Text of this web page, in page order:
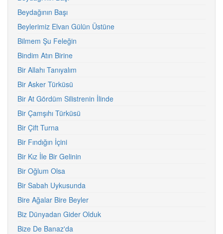
Beydağının Başı
Beylerimiz Elvan Gülün Üstüne
Bilmem Şu Feleğin
Bindim Atın Birine
Bir Allahı Tanıyalım
Bir Asker Türküsü
Bir At Gördüm Silistrenin İlinde
Bir Çamşıhı Türküsü
Bir Çift Turna
Bir Fındığın İçini
Bir Kız İle Bir Gelinin
Bir Oğlum Olsa
Bir Sabah Uykusunda
Bire Ağalar Bire Beyler
Biz Dünyadan Gider Olduk
Bize De Banaz'da